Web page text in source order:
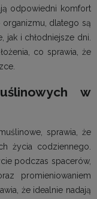
odpowiedni komfort
dlatego są
jak i chłodniejsze dni.
co sprawia, że
w
sprawia, że
życia codziennego.
podczas spacerów,
promieniowaniem
że idealnie nadają